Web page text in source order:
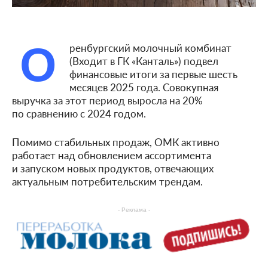
О
ренбургский молочный комбинат
(Входит в ГК «Канталь») подвел
финансовые итоги за первые шесть
месяцев 2025 года. Совокупная
выручка за этот период выросла на 20%
по сравнению с 2024 годом.
Помимо стабильных продаж, ОМК активно
работает над обновлением ассортимента
и запуском новых продуктов, отвечающих
актуальным потребительским трендам.
- Реклама -